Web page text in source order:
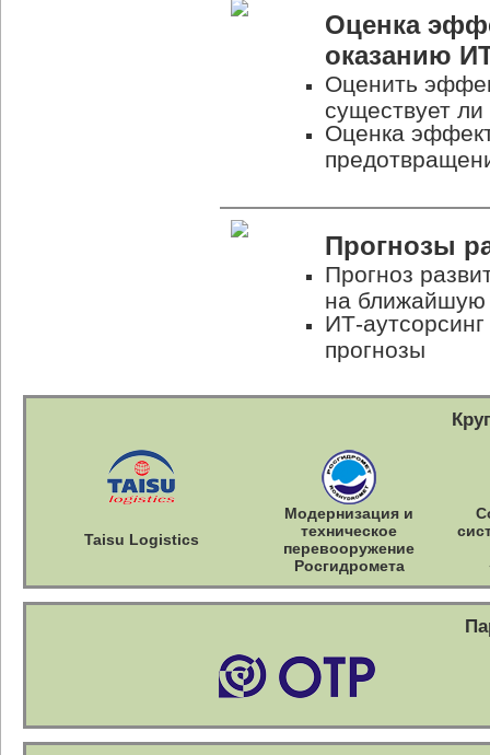
Оценка
оказанию
Оценить
существует
Оценка
Прогнозы
Прогноз
на ближайшую
ИТ-аутсорсинг
прогнозы
Taisu Logistics
Модернизация и
техническое
перевооружение
Росгидромета